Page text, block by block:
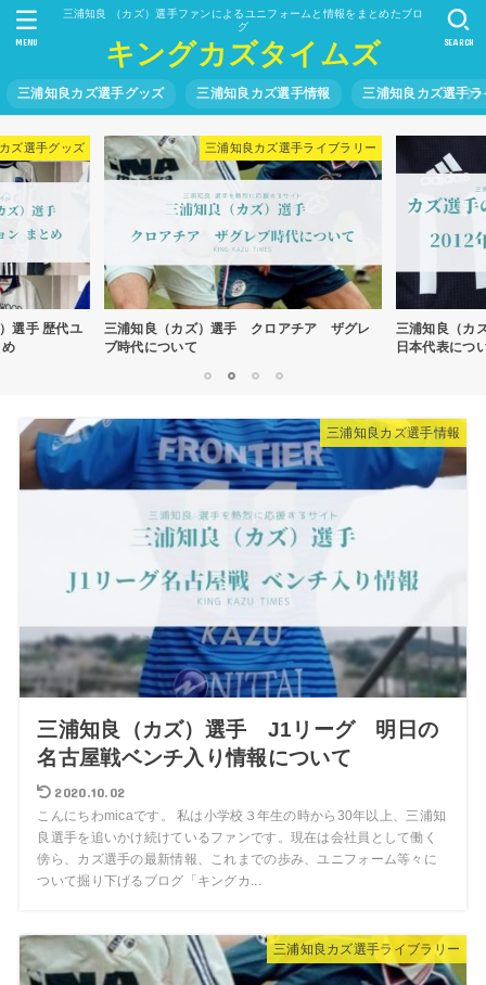
三浦知良 （カズ）選手ファンによるユニフォームと情報をまとめたブロ
グ
キングカズタイムズ
三浦知良カズ選手グッズ 三浦知良カズ選手情報 三浦知良カズ選手
SEARCH
MENU
ズ選手グッズ
選手 歴代ユ
三浦知良カズ選手ライブラリー
三浦知良（カズ）選手 クロアチア ザグレ
ブ時代について
三浦知良（カ
日本代表につ
三浦知良カズ選手情報
三浦知良（カズ）選手 J1リーグ 明日の
名古屋戦ベンチ入り情報について
2020.10.02
こんにちわmicaです。 私は小学校３年生の時から30年以上、三浦知
良選手を追いかけ続けているファンです。現在は会社員として働く
傍ら、カズ選手の最新情報、これまでの歩み、ユニフォーム等々に
ついて掘り下げるブログ「キングカ...
三浦知良カズ選手ライブラリー